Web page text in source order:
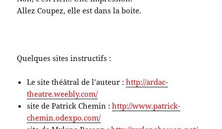
Allez Coupez, elle est dans la boite.
Quelques sites instructifs :
Le site théâtral de l’auteur :http://ardac-
theatre.weebly.com/
site de Patrick Chemin :http://www.patrick-
chemin.odexpo.com/